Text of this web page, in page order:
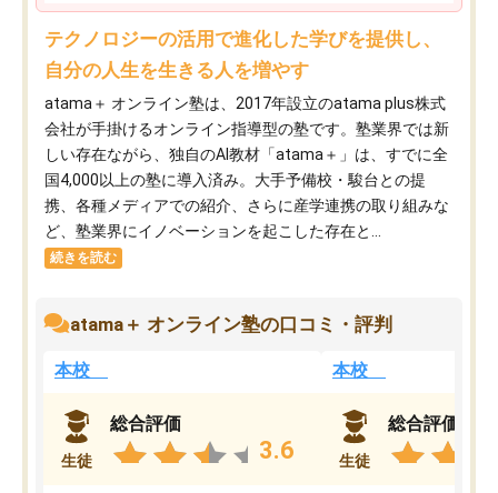
テクノロジーの活用で進化した学びを提供し、
自分の人生を生きる人を増やす
atama＋ オンライン塾は、2017年設立のatama plus株式
会社が手掛けるオンライン指導型の塾です。塾業界では新
しい存在ながら、独自のAI教材「atama＋」は、すでに全
国4,000以上の塾に導入済み。大手予備校・駿台との提
携、各種メディアでの紹介、さらに産学連携の取り組みな
ど、塾業界にイノベーションを起こした存在と...
続きを読む
atama＋ オンライン塾の口コミ・評判
本校
生徒
総合評価
3.6
本校
生徒
総合評価